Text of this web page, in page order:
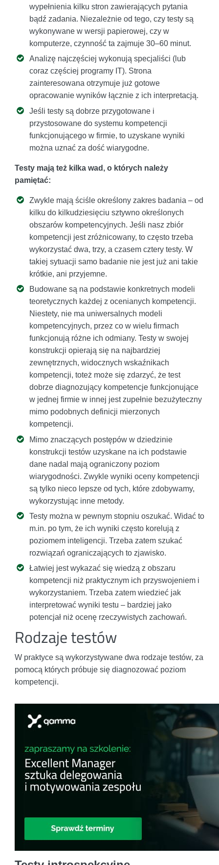
wypełnienia kilku stron zawierających pytania
bądź zadania. Niezależnie od tego, czy testy są
wykonywane w wersji papierowej, czy w
komputerze, czynność ta zajmuje 30–60 minut.
Analizę najczęściej wykonują specjaliści (lub
coraz częściej programy IT). Strona
zainteresowana otrzymuje już gotowe
opracowanie wyników łącznie z ich interpretacją.
Jeśli testy są dobrze przygotowane i
przystosowane do systemu kompetencji
funkcjonującego w firmie, to uzyskane wyniki
można uznać za dość wiarygodne.
Testy mają też kilka wad, o których należy
pamiętać:
Zwykle mają ściśle określony zakres badania – od
kilku do kilkudziesięciu sztywno określonych
obszarów kompetencyjnych. Jeśli nasz zbiór
kompetencji jest zróżnicowany, to często trzeba
wykorzystać dwa, trzy, a czasem cztery testy. W
takiej sytuacji samo badanie nie jest już ani takie
krótkie, ani przyjemne.
Budowane są na podstawie konkretnych modeli
teoretycznych każdej z ocenianych kompetencji.
Niestety, nie ma uniwersalnych modeli
kompetencyjnych, przez co w wielu firmach
funkcjonują różne ich odmiany. Testy w swojej
konstrukcji opierają się na najbardziej
zewnętrznych, widocznych wskaźnikach
kompetencji, toteż może się zdarzyć, że test
dobrze diagnozujący kompetencje funkcjonujące
w jednej firmie w innej jest zupełnie bezużyteczny
mimo podobnych definicji mierzonych
kompetencji.
Mimo znaczących postępów w dziedzinie
konstrukcji testów uzyskane na ich podstawie
dane nadal mają ograniczony poziom
wiarygodności. Zwykle wyniki oceny kompetencji
są tylko nieco lepsze od tych, które zdobywamy,
wykorzystując inne metody.
Testy można w pewnym stopniu oszukać. Widać to
m.in. po tym, że ich wyniki często korelują z
poziomem inteligencji. Trzeba zatem szukać
rozwiązań ograniczających to zjawisko.
Łatwiej jest wykazać się wiedzą z obszaru
kompetencji niż praktycznym ich przyswojeniem i
wykorzystaniem. Trzeba zatem wiedzieć jak
interpretować wyniki testu – bardziej jako
potencjał niż ocenę rzeczywistych zachowań.
Rodzaje testów
W praktyce są wykorzystywane dwa rodzaje testów, za
pomocą których próbuje się diagnozować poziom
kompetencji.